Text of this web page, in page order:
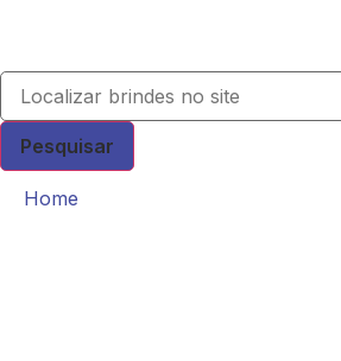
Pesquisar
Home